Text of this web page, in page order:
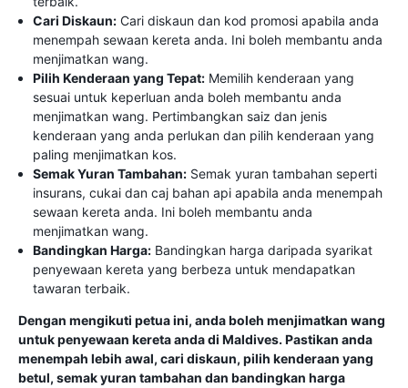
Cari Diskaun: Cari diskaun dan kod promosi apabila anda
menempah sewaan kereta anda. Ini boleh membantu anda
menjimatkan wang.
Pilih Kenderaan yang Tepat: Memilih kenderaan yang
sesuai untuk keperluan anda boleh membantu anda
menjimatkan wang. Pertimbangkan saiz dan jenis
kenderaan yang anda perlukan dan pilih kenderaan yang
paling menjimatkan kos.
Semak Yuran Tambahan: Semak yuran tambahan seperti
insurans, cukai dan caj bahan api apabila anda menempah
sewaan kereta anda. Ini boleh membantu anda
menjimatkan wang.
Bandingkan Harga: Bandingkan harga daripada syarikat
penyewaan kereta yang berbeza untuk mendapatkan
tawaran terbaik.
Dengan mengikuti petua ini, anda boleh menjimatkan wang
untuk penyewaan kereta anda di Maldives. Pastikan anda
menempah lebih awal, cari diskaun, pilih kenderaan yang
betul, semak yuran tambahan dan bandingkan harga